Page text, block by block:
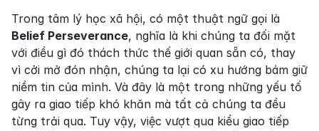
Belief Perseverance, nghĩa là khi chúng ta đối mặt
với điều gì đó thách thức thế giới quan sẵn có, thay
vì cởi mở đón nhận, chúng ta lại có xu hướng bám giữ
niềm tin của mình. Và đây là một trong những yếu tố
gây ra giao tiếp khó khăn mà tất cả chúng ta đều
từng trải qua. Tuy vậy, việc vượt qua kiểu giao tiếp